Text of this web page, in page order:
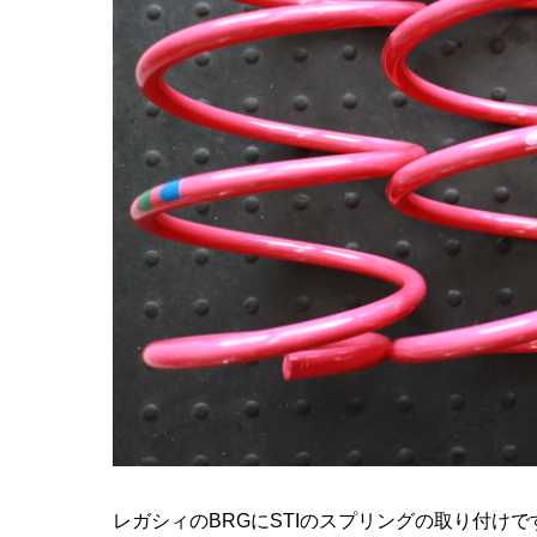
レガシィのBRGにSTIのスプリングの取り付けで